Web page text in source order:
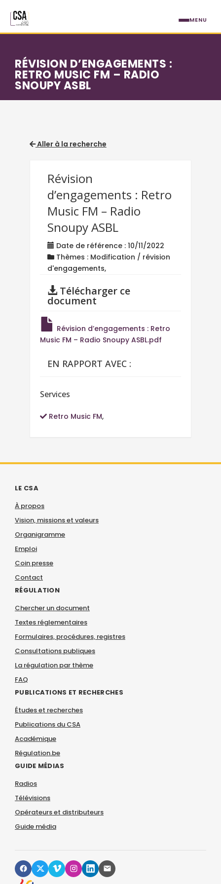
RÉVISION D’ENGAGEMENTS :
RETRO MUSIC FM – RADIO
SNOUPY ASBL
Aller à la recherche
Révision
d’engagements : Retro
Music FM – Radio
Snoupy ASBL
Date de référence : 10/11/2022
Thèmes : Modification / révision
d'engagements,
Télécharger ce
document
Révision d’engagements : Retro
Music FM – Radio Snoupy ASBL.pdf
EN RAPPORT AVEC :
Services
Retro Music FM,
LE CSA
À propos
Vision, missions et valeurs
Organigramme
Emploi
Coin presse
Contact
RÉGULATION
Chercher un document
Textes réglementaires
Formulaires, procédures, registres
Consultations publiques
La régulation par thème
FAQ
PUBLICATIONS ET RECHERCHES
Études et recherches
Publications du CSA
Académique
Régulation.be
GUIDE MÉDIAS
Radios
Télévisions
Opérateurs et distributeurs
Guide média
MENU